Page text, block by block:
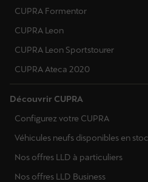
CUPRA Formentor
CUPRA Leon
CUPRA Leon Sportstourer
CUPRA Ateca 2020
Découvrir CUPRA
Configurez votre CUPRA
Véhicules neufs disponibles en
Nos offres LLD à particuliers
Nos offres LLD Business